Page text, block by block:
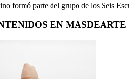
formó parte del grupo de los Seis
EN MASDEARTE